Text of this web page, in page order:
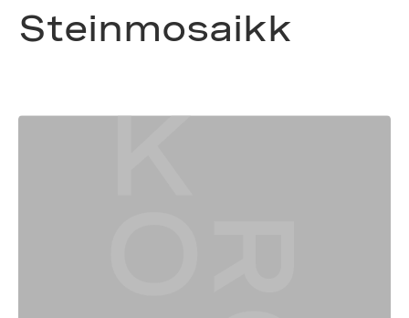
Steinmosaikk